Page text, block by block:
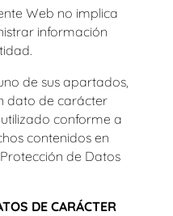
Web no implica
información
de sus apartados,
dato de carácter
conforme a
contenidos en
de Datos
DE CARÁCTER